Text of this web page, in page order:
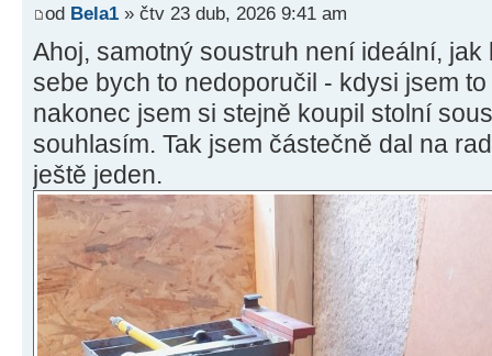
od Bela1 » čtv 23 dub, 2026 9:41 am
Ahoj, samotný soustruh není ideální,
sebe bych to nedoporučil - kdysi jsem
nakonec jsem si stejně koupil stolní
souhlasím. Tak jsem částečně dal na
ještě jeden.